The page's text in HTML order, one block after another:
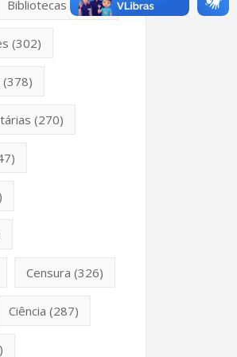
Bibliotecas (1053)
(302)
(378)
(270)
Censura (326)
Ciência (287)